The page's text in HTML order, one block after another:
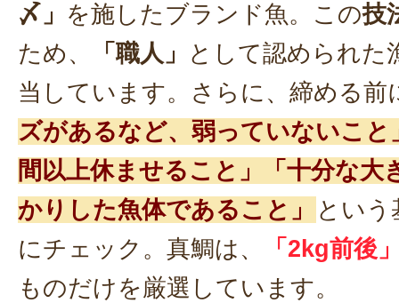
〆」 を施したブランド魚。この技
ため、
「職人」
として認められた
当しています。さらに、締める前
ズがあるなど、弱っていないこと
間以上休ませること」「十分な大
かりした魚体であること」
という
にチェック。真鯛は、
「2kg前後
ものだけを厳選しています。